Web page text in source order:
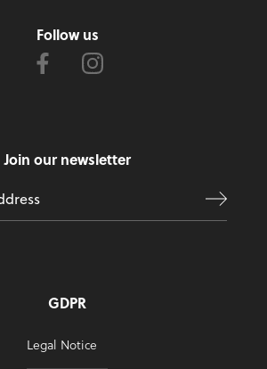
Follow us
Join our newsletter
GDPR
Legal Notice